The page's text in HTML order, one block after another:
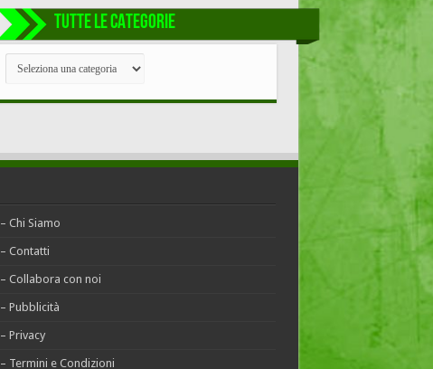
TUTTE LE CATEGORIE
TUTTE
CATEGORIE
– Chi Siamo
– Contatti
– Collabora con noi
– Pubblicità
– Privacy
– Termini e Condizioni